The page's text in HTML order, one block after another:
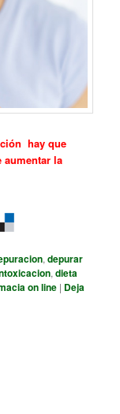
hay que
la
,depurar
,dieta
on line | Deja